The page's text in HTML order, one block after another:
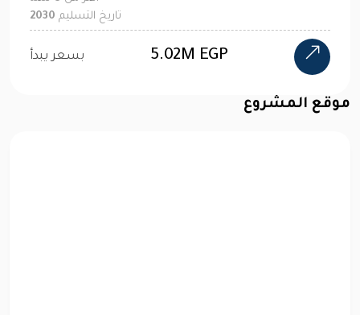
تاريخ التسليم 2030
بسعر يبدأ 5.02M EGP
موقع المشروع